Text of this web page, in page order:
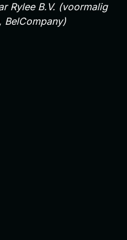
Rylee B.V. (voormalig
BelCompany)